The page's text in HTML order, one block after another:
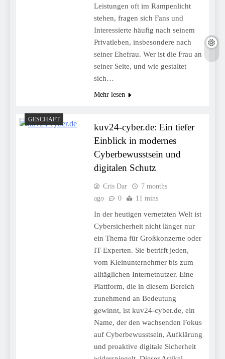
Leistungen oft im Rampenlicht
stehen, fragen sich Fans und
Interessierte häufig nach seinem
Privatleben, insbesondere nach
seiner Ehefrau. Wer ist die Frau an
seiner Seite, und wie gestaltet
sich…
Mehr lesen
GESCHÄFT
kuv24-cyber.de: Ein tiefer
Einblick in modernes
Cyberbewusstsein und
digitalen Schutz
Cris Dar
7 months
ago
0 11 mins
In der heutigen vernetzten Welt ist
Cybersicherheit nicht länger nur
ein Thema für Großkonzerne oder
IT-Experten. Sie betrifft jeden,
vom Kleinunternehmer bis zum
alltäglichen Internetnutzer. Eine
Plattform, die in diesem Bereich
zunehmend an Bedeutung
gewinnt, ist kuv24-cyber.de, ein
Name, der den wachsenden Fokus
auf Cyberbewusstsein, Aufklärung
und proaktive digitale Sicherheit